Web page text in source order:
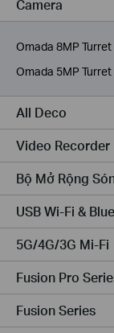
Dịch Vụ Viễn
Camera
Omada 8MP Turret
Omada 5MP Turret
All Deco
Video Recorder
Bộ Mở Rộng
USB Wi-Fi &
5G/4G/3G Mi-Fi
Fusion Pro
Fusion Series